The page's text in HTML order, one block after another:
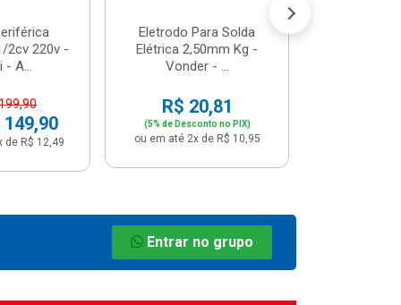
2cv 220v -
- A...
149,90
de R$ 12,49
Eletrodo Para Solda
Elétrica 2,50mm Kg -
Vonder - ...
R$ 20,81
(5% de Desconto no PIX)
ou em até 2x de R$ 10,95
Entrar no grupo